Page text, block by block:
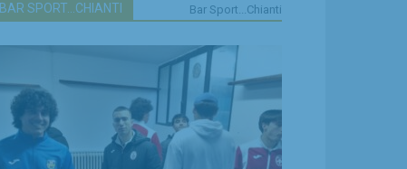
BAR SPORT...CHIANTI Bar Sport...Chianti